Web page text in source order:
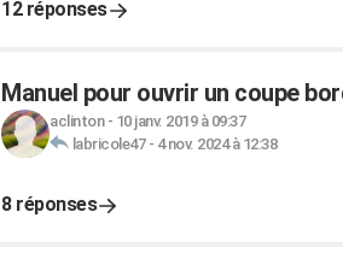
12 réponses
Manuel pour ouvrir un coupe
aclinton- 10 janv. 2019 à 09:37
labricole47- 4 nov. 2024 à 12:38
8 réponses